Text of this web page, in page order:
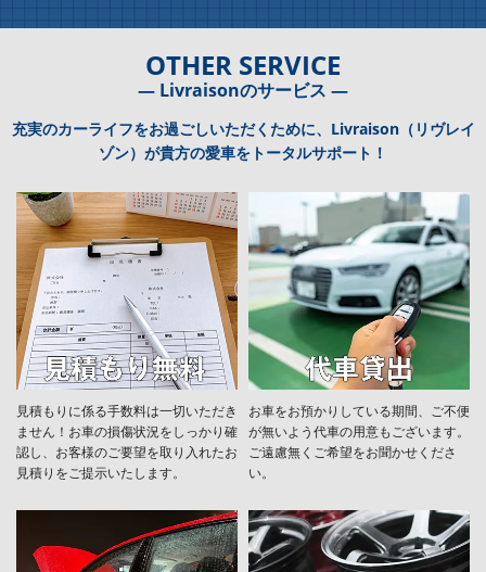
OTHER SERVICE
― Livraisonのサービス ―
充実のカーライフをお過ごしいただくために、Livraison（リヴレイ
ゾン）が貴方の愛車をトータルサポート！
見積もりに係る手数料は一切いただき
ません！お車の損傷状況をしっかり確
認し、お客様のご要望を取り入れたお
見積りをご提示いたします。
お車をお預かりしている期間、ご不便
が無いよう代車の用意もございます。
ご遠慮無くご希望をお聞かせくださ
い。